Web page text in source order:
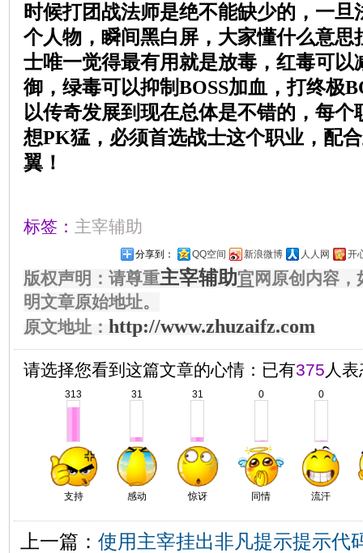
时候打团战法师是绝不能缺少的，一
个人物，瞬间黑白屏，大家懂什么意思
士唯一觉得最有用就是放毒，红毒可以
御，绿毒可以抑制BOSS加血，打终极
以传奇发展到现在总体是不错的，每个
想PK猛，必须首选战士这个职业，配
翼！
标签： 主宰辅助
分享到： QQ空间 新浪微博 人人网 开
版权声明：请尊重主宰辅助官 网原创内容
明文章原始地址。
原文地址： http://www.zhuzaifz.com
请选择您看到这篇文章的心情：已有375 人
313
支持
31
感动
31
惊讶
0
同情
0
流汗
上一篇： 使用主宰挂出非凡提示提示代